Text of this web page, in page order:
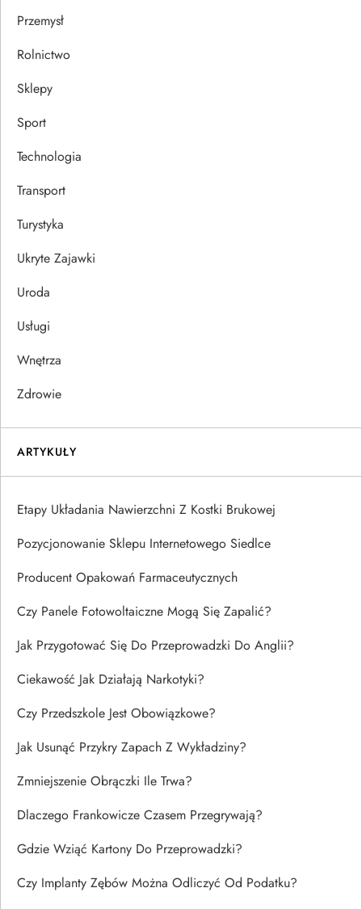
Przemysł
Rolnictwo
Sklepy
Sport
Technologia
Transport
Turystyka
Ukryte Zajawki
Uroda
Usługi
Wnętrza
Zdrowie
ARTYKUŁY
Etapy Układania Nawierzchni Z Kostki Brukowej
Pozycjonowanie Sklepu Internetowego Siedlce
Producent Opakowań Farmaceutycznych
Czy Panele Fotowoltaiczne Mogą Się Zapalić?
Jak Przygotować Się Do Przeprowadzki Do Anglii?
Ciekawość Jak Działają Narkotyki?
Czy Przedszkole Jest Obowiązkowe?
Jak Usunąć Przykry Zapach Z Wykładziny?
Zmniejszenie Obrączki Ile Trwa?
Dlaczego Frankowicze Czasem Przegrywają?
Gdzie Wziąć Kartony Do Przeprowadzki?
Czy Implanty Zębów Można Odliczyć Od Podatku?